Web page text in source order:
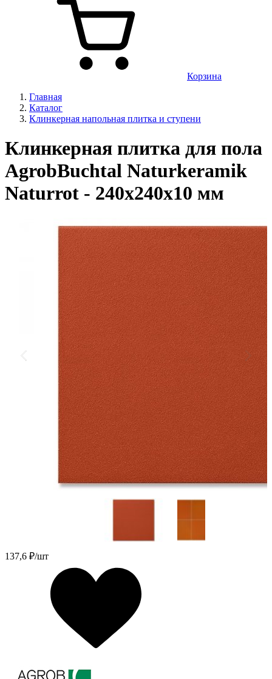
Корзина
Главная
Каталог
Клинкерная напольная плитка и ступени
Клинкерная плитка для пола
AgrobBuchtal Naturkeramik
Naturrot - 240х240х10 мм
137,6 ₽/шт